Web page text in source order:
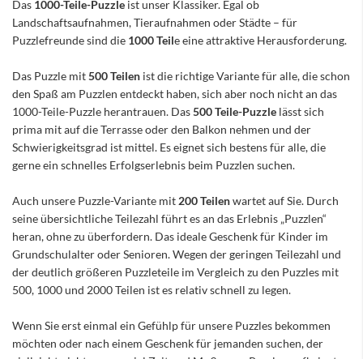
Das 1000-Teile-Puzzle ist unser Klassiker. Egal ob
Landschaftsaufnahmen, Tieraufnahmen oder Städte – für
Puzzlefreunde sind die 1000 Teile eine attraktive Herausforderung.
Das Puzzle mit500 Teilen ist die richtige Variante für alle, die schon
den Spaß am Puzzlen entdeckt haben, sich aber noch nicht an das
1000-Teile-Puzzle herantrauen. Das500 Teile-Puzzle lässt sich
prima mit auf die Terrasse oder den Balkon nehmen und der
Schwierigkeitsgrad ist mittel. Es eignet sich bestens für alle, die
gerne ein schnelles Erfolgserlebnis beim Puzzlen suchen.
Auch unsere Puzzle-Variante mit 200 Teilenwartet auf Sie. Durch
seine übersichtliche Teilezahl führt es an das Erlebnis „Puzzlen“
heran, ohne zu überfordern. Das ideale Geschenk für Kinder im
Grundschulalter oder Senioren. Wegen der geringen Teilezahl und
der deutlich größeren Puzzleteile im Vergleich zu den Puzzles mit
500, 1000 und 2000 Teilen ist es relativ schnell zu legen.
Wenn Sie erst einmal ein Gefühlp für unsere Puzzles bekommen
möchten oder nach einem Geschenk für jemanden suchen, der